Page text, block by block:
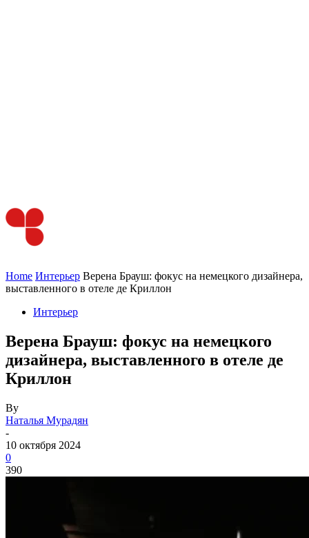
Home Интерьер Верена Брауш: фокус на немецкого дизайнера,
выставленного в отеле де Криллон
Интерьер
Верена Брауш: фокус на немецкого
дизайнера, выставленного в отеле де
Криллон
By
Наталья Мурадян
-
10 октября 2024
0
390